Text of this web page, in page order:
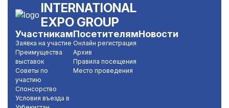
INTERNATIONAL
EXPO GROUP
Участникам
Заявка на участие
Преимущества
выставок
Советы по
участию
Спонсорство
Условия въезда в
Посетителям
Онлайн регистрация
Архив
Правила посещения
Место проведения
Новости